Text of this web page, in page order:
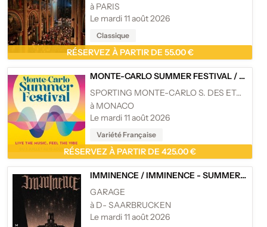
à PARIS
Le mardi 11 août 2026
Classique
RÉSERVEZ À PARTIR DE 55.00 €
MONTE-CARLO SUMMER FESTIVAL /
SPORTING MONTE-CARLO S. DES ETOILES
à MONACO
Le mardi 11 août 2026
Variété Française
RÉSERVEZ À PARTIR DE 425.00 €
IMMINENCE /IMMINENCE - SUMMER SHOW 2026
GARAGE
à D- SAARBRUCKEN
Le mardi 11 août 2026